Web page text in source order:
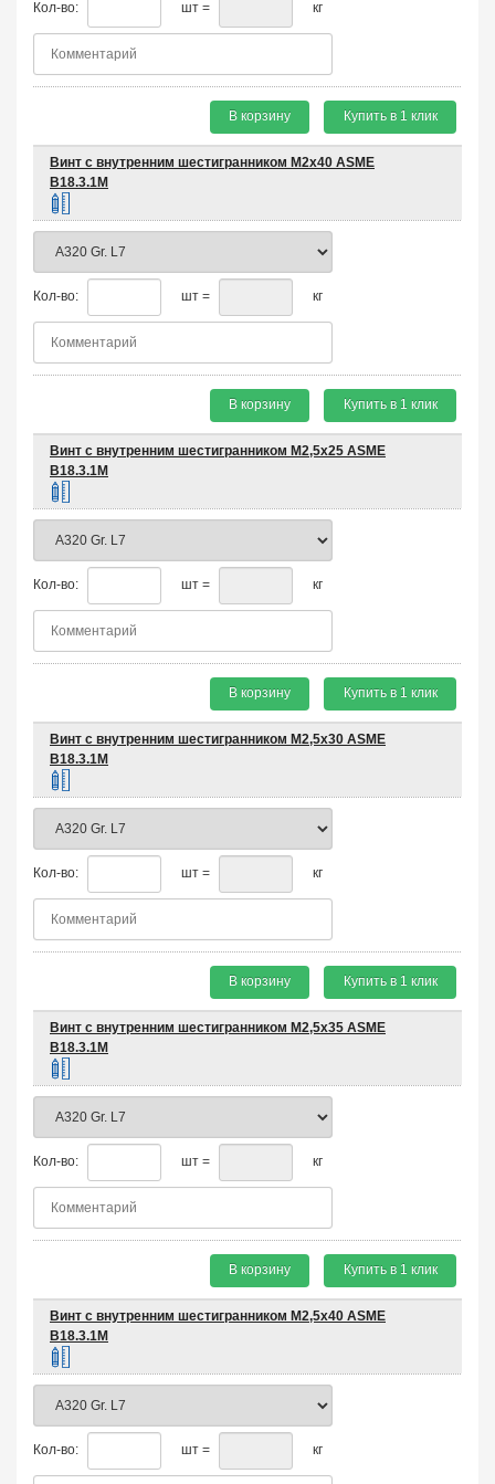
Кол-во: шт = кг
В корзину Купить в 1 клик
Винт с внутренним шестигранником М2х40 ASME
B18.3.1M
Кол-во: шт = кг
В корзину Купить в 1 клик
Винт с внутренним шестигранником М2,5х25 ASME
B18.3.1M
Кол-во: шт = кг
В корзину Купить в 1 клик
Винт с внутренним шестигранником М2,5х30 ASME
B18.3.1M
Кол-во: шт = кг
В корзину Купить в 1 клик
Винт с внутренним шестигранником М2,5х35 ASME
B18.3.1M
Кол-во: шт = кг
В корзину Купить в 1 клик
Винт с внутренним шестигранником М2,5х40 ASME
B18.3.1M
Кол-во: шт = кг